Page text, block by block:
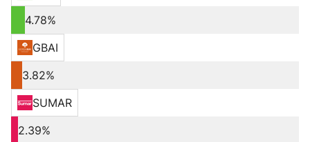
4.78%
GBAI
3.82%
SUMAR
2.39%